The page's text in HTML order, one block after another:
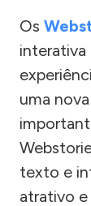
Os
uma
texto e
atrativo e